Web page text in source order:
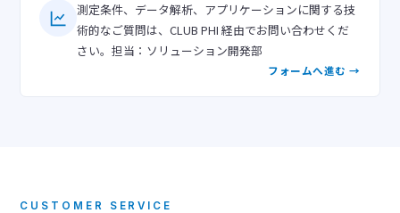
測定条件、データ解析、アプリケーションに関する技
術的なご質問は、CLUB PHI 経由でお問い合わせくだ
さい。担当：ソリューション開発部
フォームへ進む →
CUSTOMER SERVICE